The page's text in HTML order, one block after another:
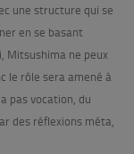
une structure qui se
en se basant
Mitsushima ne peux
le rôle sera amené à
pas vocation, du
des réflexions méta,